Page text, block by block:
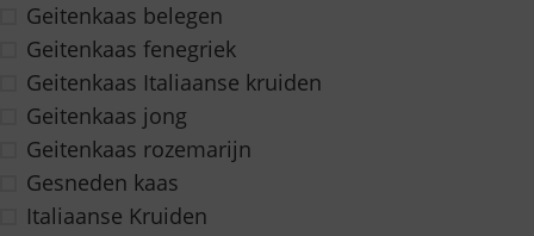
Geitenkaas belegen
Geitenkaas fenegriek
Geitenkaas Italiaanse kruiden
Geitenkaas jong
Geitenkaas rozemarijn
Gesneden kaas
Italiaanse Kruiden